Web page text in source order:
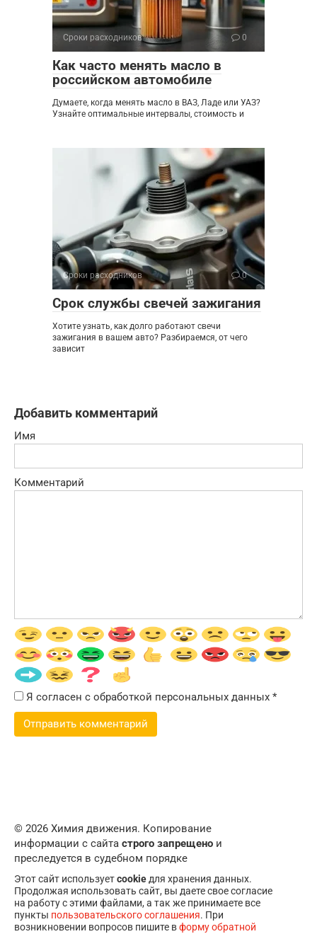
Сроки расходников 0
Как часто менять масло в
российском автомобиле
Думаете, когда менять масло в ВАЗ, Ладе или УАЗ?
Узнайте оптимальные интервалы, стоимость и
Сроки расходников 0
Срок службы свечей зажигания
Хотите узнать, как долго работают свечи
зажигания в вашем авто? Разбираемся, от чего
зависит
Добавить комментарий
Имя
Комментарий
Я согласен с обработкой персональных данных *
© 2026 Химия движения. Копирование
информации с сайта строго запрещено и
преследуется в судебном порядке
Этот сайт используетcookie для хранения данных.
Продолжая использовать сайт, вы даете свое согласие
на работу с этими файлами, а так же принимаете все
пункты пользовательского соглашения. При
возникновении вопросов пишите вформу обратной